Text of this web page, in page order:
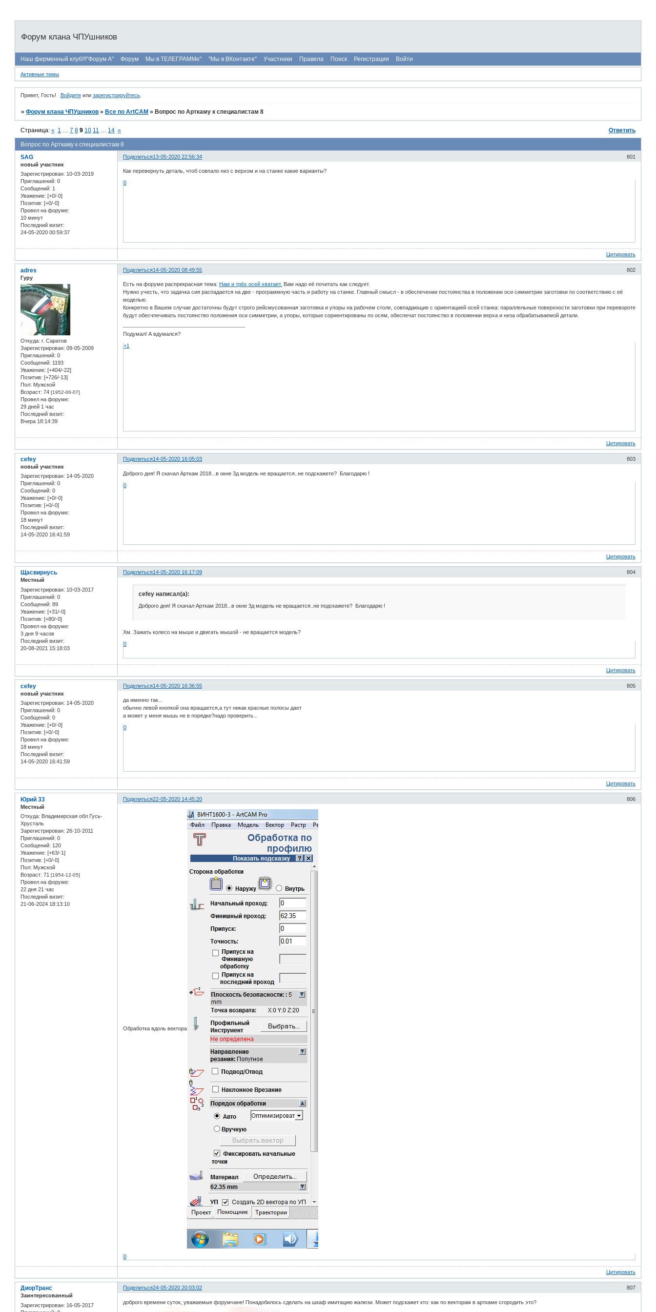
Форум клана ЧПУшников
Наш фирменный клуб!!!"Форум А" Форум Мы в ТЕЛЕГРАММе" "Мы в ВКонтакте" Участники Правила Поиск Регистрация Войти
Активные темы
Привет, Гость! Войдитеили зарегистрируйтесь.
»Форум клана ЧПУшников » Все по ArtCAM » Вопрос по Арткаму к специалистам 8
Вопрос по Арткаму к специалистам 8
Страница:« 1 7 8 9 10 11 14 » Ответить
Поделиться 801
13-05-2020 22:56:34
SAG
новый участник
Зарегистрирован: 10-03-2019
Приглашений: 0
Сообщений: 1
Уважение: [+0/-0]
Позитив: [+0/-0]
Провел на форуме:
10 минут
Последний визит:
24-05-2020 00:59:37
Как перевернуть деталь, чтоб совпало низ с верхом и на станке какие варианты?
0
Цитировать
Поделиться 802
14-05-2020 08:49:55
adres
Гуру
Откуда: г. Саратов
Зарегистрирован: 09-05-2009
Приглашений: 0
Сообщений: 1193
Уважение: [+404/-22]
Позитив: [+726/-13]
Пол: Мужской
Возраст: 74 [1952-06-07]
Провел на форуме:
29 дней 1 час
Последний визит:
Вчера 18:14:39
Есть на форуме распрекрасная тема: Нам и трёх осей хватает. Вам надо её почитать как следует.
Нужно учесть, что задачка сия распадается на две - программную часть и работу на станке. Главный смысл - в обеспечении постоянства в положении оси симметрии заготовки по соответствию с её
моделью.
Конкретно в Вашем случае достаточны будут строго рейсмусованная заготовка и упоры на рабочем столе, совпадающие с ориентацией осей станка: параллельные поверхности заготовки при перевороте
будут обесчпечивать постоянство положения оси симметрии, а упоры, которые сориентированы по осям, обеспечат постоянство в положении верха и низа обрабатываемой детали.
Подумал! А вдумался?
+1
Цитировать
Поделиться 803
14-05-2020 16:05:03
cefey
новый участник
Зарегистрирован: 14-05-2020
Приглашений: 0
Сообщений: 0
Уважение: [+0/-0]
Позитив: [+0/-0]
Провел на форуме:
18 минут
Последний визит:
14-05-2020 16:41:59
Доброго дня! Я скачал Арткам 2018...в окне 3д модель не вращается..не подскажете? Благодарю !
0
Цитировать
Поделиться 804
14-05-2020 16:17:09
Щасвирнусь
Местный
Зарегистрирован: 10-03-2017
Приглашений: 0
Сообщений: 89
Уважение: [+31/-0]
Позитив: [+80/-0]
Провел на форуме:
3 дня 9 часов
Последний визит:
20-08-2021 15:18:03
cefey написал(а):
Доброго дня! Я скачал Арткам 2018...в окне 3д модель не вращается..не подскажете? Благодарю !
Хм. Зажать колесо на мыше и двигать мышой - не вращается модель?
0
Цитировать
Поделиться 805
14-05-2020 16:36:55
cefey
новый участник
Зарегистрирован: 14-05-2020
Приглашений: 0
Сообщений: 0
Уважение: [+0/-0]
Позитив: [+0/-0]
Провел на форуме:
18 минут
Последний визит:
14-05-2020 16:41:59
да именно так...
обычно левой кнопкой она вращается,а тут никак красные полосы дает
а может у меня мышь не в порядке?надо проверить...
0
Цитировать
Поделиться 806
22-05-2020 14:45:20
Юрий 33
Местный
Откуда: Владимирская обл Гусь-
Хрусталь
Зарегистрирован: 26-10-2011
Приглашений: 0
Сообщений: 120
Уважение: [+63/-1]
Позитив: [+0/-0]
Пол: Мужской
Возраст: 71 [1954-12-05]
Провел на форуме:
22 дня 21 час
Последний визит:
21-06-2024 18:13:10
Обработка вдоль вектора
0
Цитировать
Поделиться 807
24-05-2020 20:03:02
ДиорТранс
Заинтересованный
Зарегистрирован: 16-05-2017
доброго времени суток, уважаемые форумчане! Понадобилось сделать на шкаф имитацию жалюзи. Может подскажет кто: как по векторам в арткаме сгородить это?